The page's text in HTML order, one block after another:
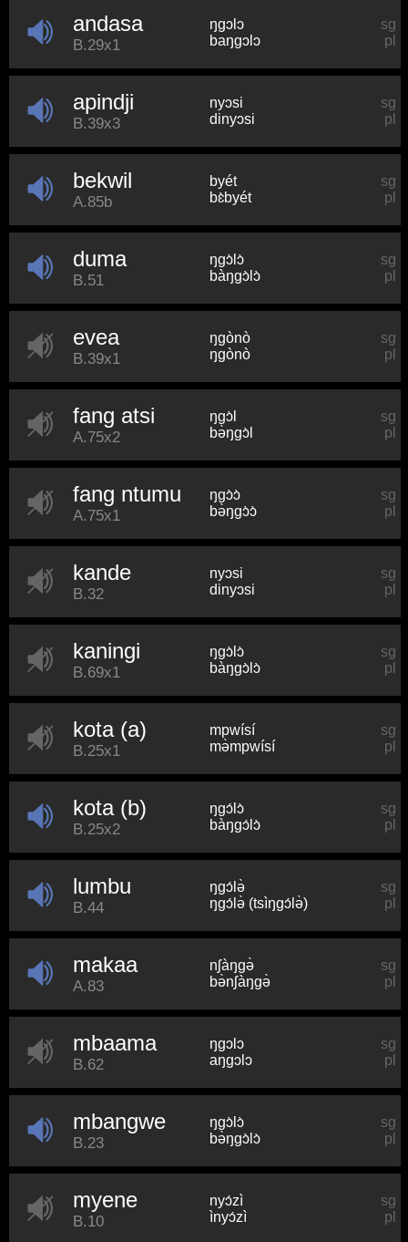
andasa
B.29x1
ŋɡɔlɔ
sg
baŋɡɔlɔ
pl
apindji
B.39x3
nyɔsi
sg
dinyɔsi
pl
bekwil
A.85b
byét
sg
bɛ̀byét
pl
duma
B.51
ŋɡɔ̀lɔ̀
sg
bàŋɡɔ̀lɔ̀
pl
evea
B.39x1
ŋɡònò
sg
ŋɡònò
pl
fang atsi
A.75x2
ŋɡɔ̀l
sg
bə̀ŋɡɔ̀l
pl
fang ntumu
A.75x1
ŋɡɔ̀ɔ̀
sg
bə̀ŋɡɔ̀ɔ̀
pl
kande
B.32
nyɔsi
sg
dinyɔsi
pl
kaningi
B.69x1
ŋɡɔ̀lɔ̀
sg
bàŋɡɔ̀lɔ̀
pl
kota (a)
B.25x1
mpwísí
sg
mə̀mpwísí
pl
kota (b)
B.25x2
ŋɡɔ́lɔ̀
sg
bàŋɡɔ́lɔ̀
pl
lumbu
B.44
ŋɡɔ́lə̀
sg
ŋɡɔ́lə̀ (tsìŋɡɔ́lə̀)
pl
makaa
A.83
nʃàŋɡə̀
sg
bə̀nʃàŋɡə̀
pl
mbaama
B.62
ŋɡɔlɔ
sg
aŋɡɔlɔ
pl
mbangwe
B.23
ŋɡɔ̀lɔ̀
sg
bə̀ŋɡɔ̀lɔ̀
pl
myene
B.10
nyɔ́zì
sg
ìnyɔ́zì
pl